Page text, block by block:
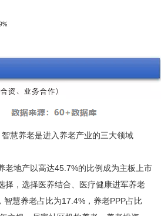
慧养老是进入养老产业的三大领域
老地产以高达45.7%的比例成为主板上市
择，选择医养结合、医疗健康进军养老
智慧养老占比为17.4%，养老PPP占比